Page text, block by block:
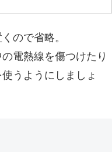
ので省略。
電熱線を傷つけたり
使うようにしましょ